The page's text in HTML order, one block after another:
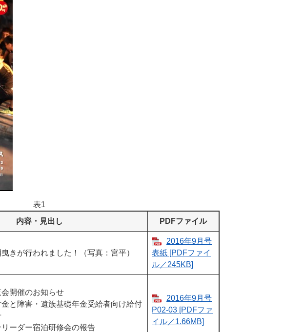
表1
内容・見出し PDFファイル
きが行われました！（写真：宮平）
2016年9月号
表紙​​ [PDFファイ
ル／245KB]
開催のお知らせ
と障害・遺族基礎年金受給者向け給付
ーダー宿泊研修会の報告
2016年9月号
P02-03​ [PDFファ
イル／1.66MB]